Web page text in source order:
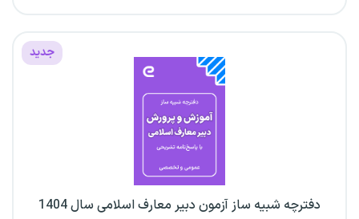
جدید
دفترچه شبیه ساز آزمون دبیر معارف اسلامی سال 1404